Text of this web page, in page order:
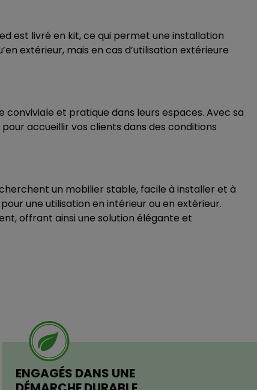
est livré en kit, ce qui permet une installation
extérieur, mais en cas d’utilisation extérieure
et pratique dans leurs espaces. Avec sa
accueillir vos clients dans des conditions
un mobilier stable, facile à installer et à
une utilisation en intérieur ou en extérieur.
offrant ainsi une solution élégante et
ENGAGÉS DANS UNE